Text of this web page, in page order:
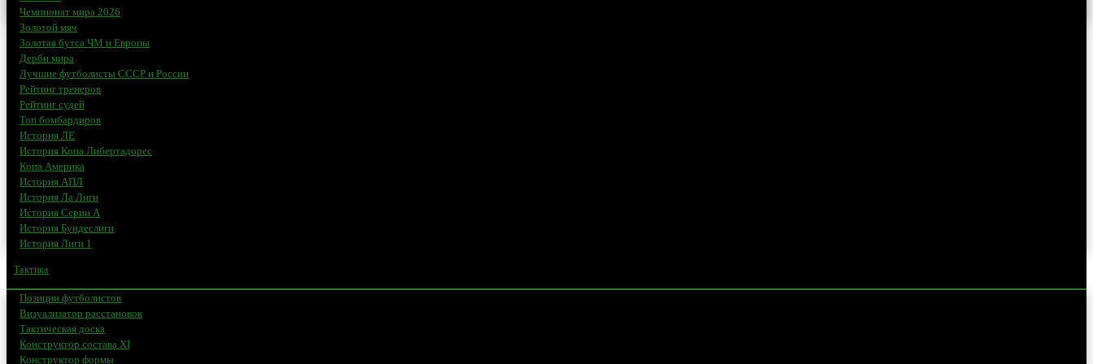
Чемпионат мира 2026
Золотой мяч
Золотая бутса ЧМ и Европы
Дерби мира
Лучшие футболисты СССР и России
Рейтинг тренеров
Рейтинг судей
Топ бомбардиров
История ЛЕ
История Копа Либертадорес
Копа Америка
История АПЛ
История Ла Лиги
История Серии А
История Бундеслиги
История Лиги 1
Тактика
Позиции футболистов
Визуализатор расстановок
Тактическая доска
Конструктор состава XI
Конструктор формы